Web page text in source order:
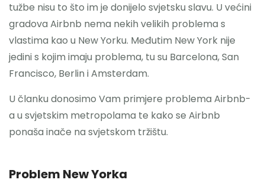
tužbe nisu to što im je donijelo svjetsku slavu. U većini
gradova Airbnb nema nekih velikih problema s
vlastima kao u New Yorku. Međutim New York nije
jedini s kojim imaju problema, tu su Barcelona, San
Francisco, Berlin i Amsterdam.
U članku donosimo Vam primjere problema Airbnb-
a u svjetskim metropolama te kako se Airbnb
ponaša inače na svjetskom tržištu.
Problem New Yorka